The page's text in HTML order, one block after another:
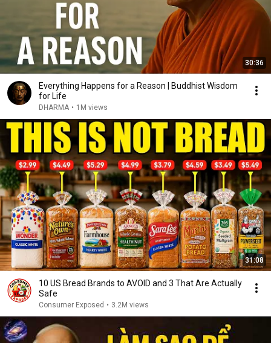
30:36
Everything Happens for a Reason | Buddhist Wisdom
for Life
DHARMA • 1M views
31:08
10 US Bread Brands to AVOID and 3 That Are Actually
Safe
Consumer Exposed • 3.2M views